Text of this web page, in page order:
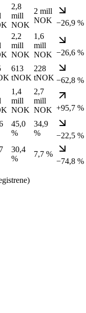
2,8
mill
NOK
2 mill
NOK −26,9 %
2,2
mill
NOK
1,6
mill
NOK −26,6 %
613
tNOK
228
tNOK −62,8 %
1,4
mill
NOK
2,7
mill
NOK +95,7 %
45,0
%
34,9
%
−22,5 %
30,4
%
7,7 %
−74,8 %